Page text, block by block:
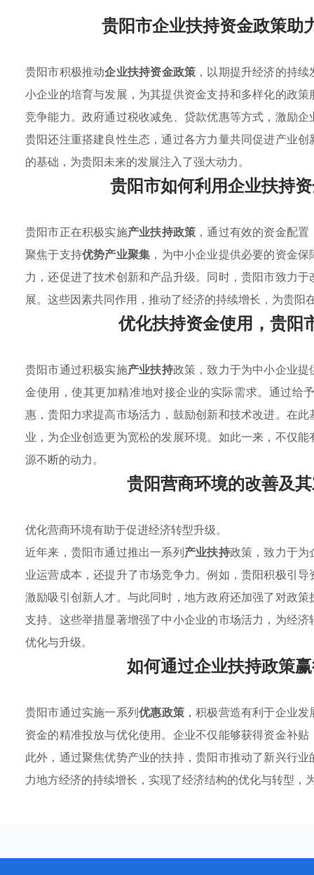
贵阳市企业扶持资金政策助
贵阳市积极推动企业扶持资金政策 ，以期提升经济的持
小企业的培育与发展，为其提供资金支持和多样化的政
竞争能力。政府通过税收减免、贷款优惠等方式，激励
贵阳还注重搭建良性生态，通过各方力量共同促进产业
的基础，为贵阳未来的发展注入了强大动力。
贵阳市如何利用企业扶持
贵阳市正在积极实施产业扶持政策 ，通过有效的资金配
聚焦于支持优势产业聚集 ，为中小企业提供必要的资金
力，还促进了技术创新和产品升级。同时，贵阳市致力
展。这些因素共同作用，推动了经济的持续增长，为贵阳
优化扶持资金使用，贵阳
贵阳市通过积极实施产业扶持政策，致力于为中小企业
金使用，使其更加精准地对接企业的实际需求。通过给
惠，贵阳力求提高市场活力，鼓励创新和技术改进。在
业，为企业创造更为宽松的发展环境。如此一来，不仅
源不断的动力。
贵阳营商环境的改善及
优化营商环境有助于促进经济转型升级。
近年来，贵阳市通过推出一系列产业扶持政策，致力于为
业运营成本，还提升了市场竞争力。例如，贵阳积极引
激励吸引创新人才。与此同时，地方政府还加强了对政
支持。这些举措显著增强了中小企业的市场活力，为经
优化与升级。
如何通过企业扶持政策
贵阳市通过实施一系列优惠政策，积极营造有利于企业发
资金的精准投放与优化使用。企业不仅能够获得资金补
此外，通过聚焦优势产业的扶持，贵阳市推动了新兴行
力地方经济的持续增长，实现了经济结构的优化与转型，